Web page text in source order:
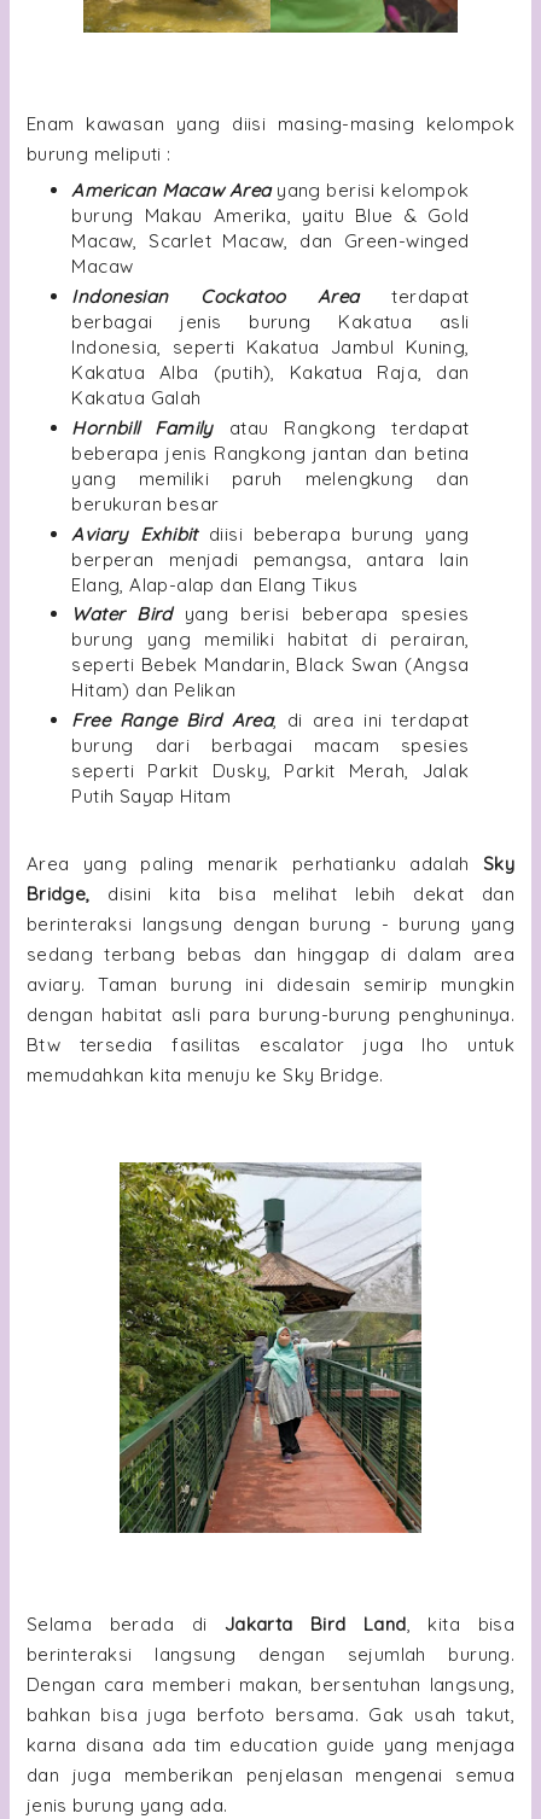
Enam kawasan yang diisi masing-masing kelompok
burung meliputi :
American Macaw Areayang berisi kelompok
burung Makau Amerika, yaitu Blue & Gold
Macaw, Scarlet Macaw, dan Green-winged
Macaw
Indonesian Cockatoo Areaterdapat
berbagai jenis burung Kakatua asli
Indonesia, seperti Kakatua Jambul Kuning,
Kakatua Alba (putih), Kakatua Raja, dan
Kakatua Galah
Hornbill Familyatau Rangkong terdapat
beberapa jenis Rangkong jantan dan betina
yang memiliki paruh melengkung dan
berukuran besar
Aviary Exhibitdiisi beberapa burung yang
berperan menjadi pemangsa, antara lain
Elang, Alap-alap dan Elang Tikus
Water Birdyang berisi beberapa spesies
burung yang memiliki habitat di perairan,
seperti Bebek Mandarin, Black Swan (Angsa
Hitam) dan Pelikan
Free Range Bird Area, di area ini terdapat
burung dari berbagai macam spesies
seperti Parkit Dusky, Parkit Merah, Jalak
Putih Sayap Hitam
Area yang paling menarik perhatianku adalah Sky
Bridge, disini kita bisa melihat lebih dekat dan
berinteraksi langsung dengan burung - burung yang
sedang terbang bebas dan hinggap di dalam area
aviary. Taman burung ini didesain semirip mungkin
dengan habitat asli para burung-burung penghuninya.
Btw tersedia fasilitas escalator juga lho untuk
memudahkan kita menuju ke Sky Bridge.
Selama berada di Jakarta Bird Land, kita bisa
berinteraksi langsung dengan sejumlah burung.
Dengan cara memberi makan, bersentuhan langsung,
bahkan bisa juga berfoto bersama. Gak usah takut,
karna disana ada tim education guide yang menjaga
dan juga memberikan penjelasan mengenai semua
jenis burung yang ada.